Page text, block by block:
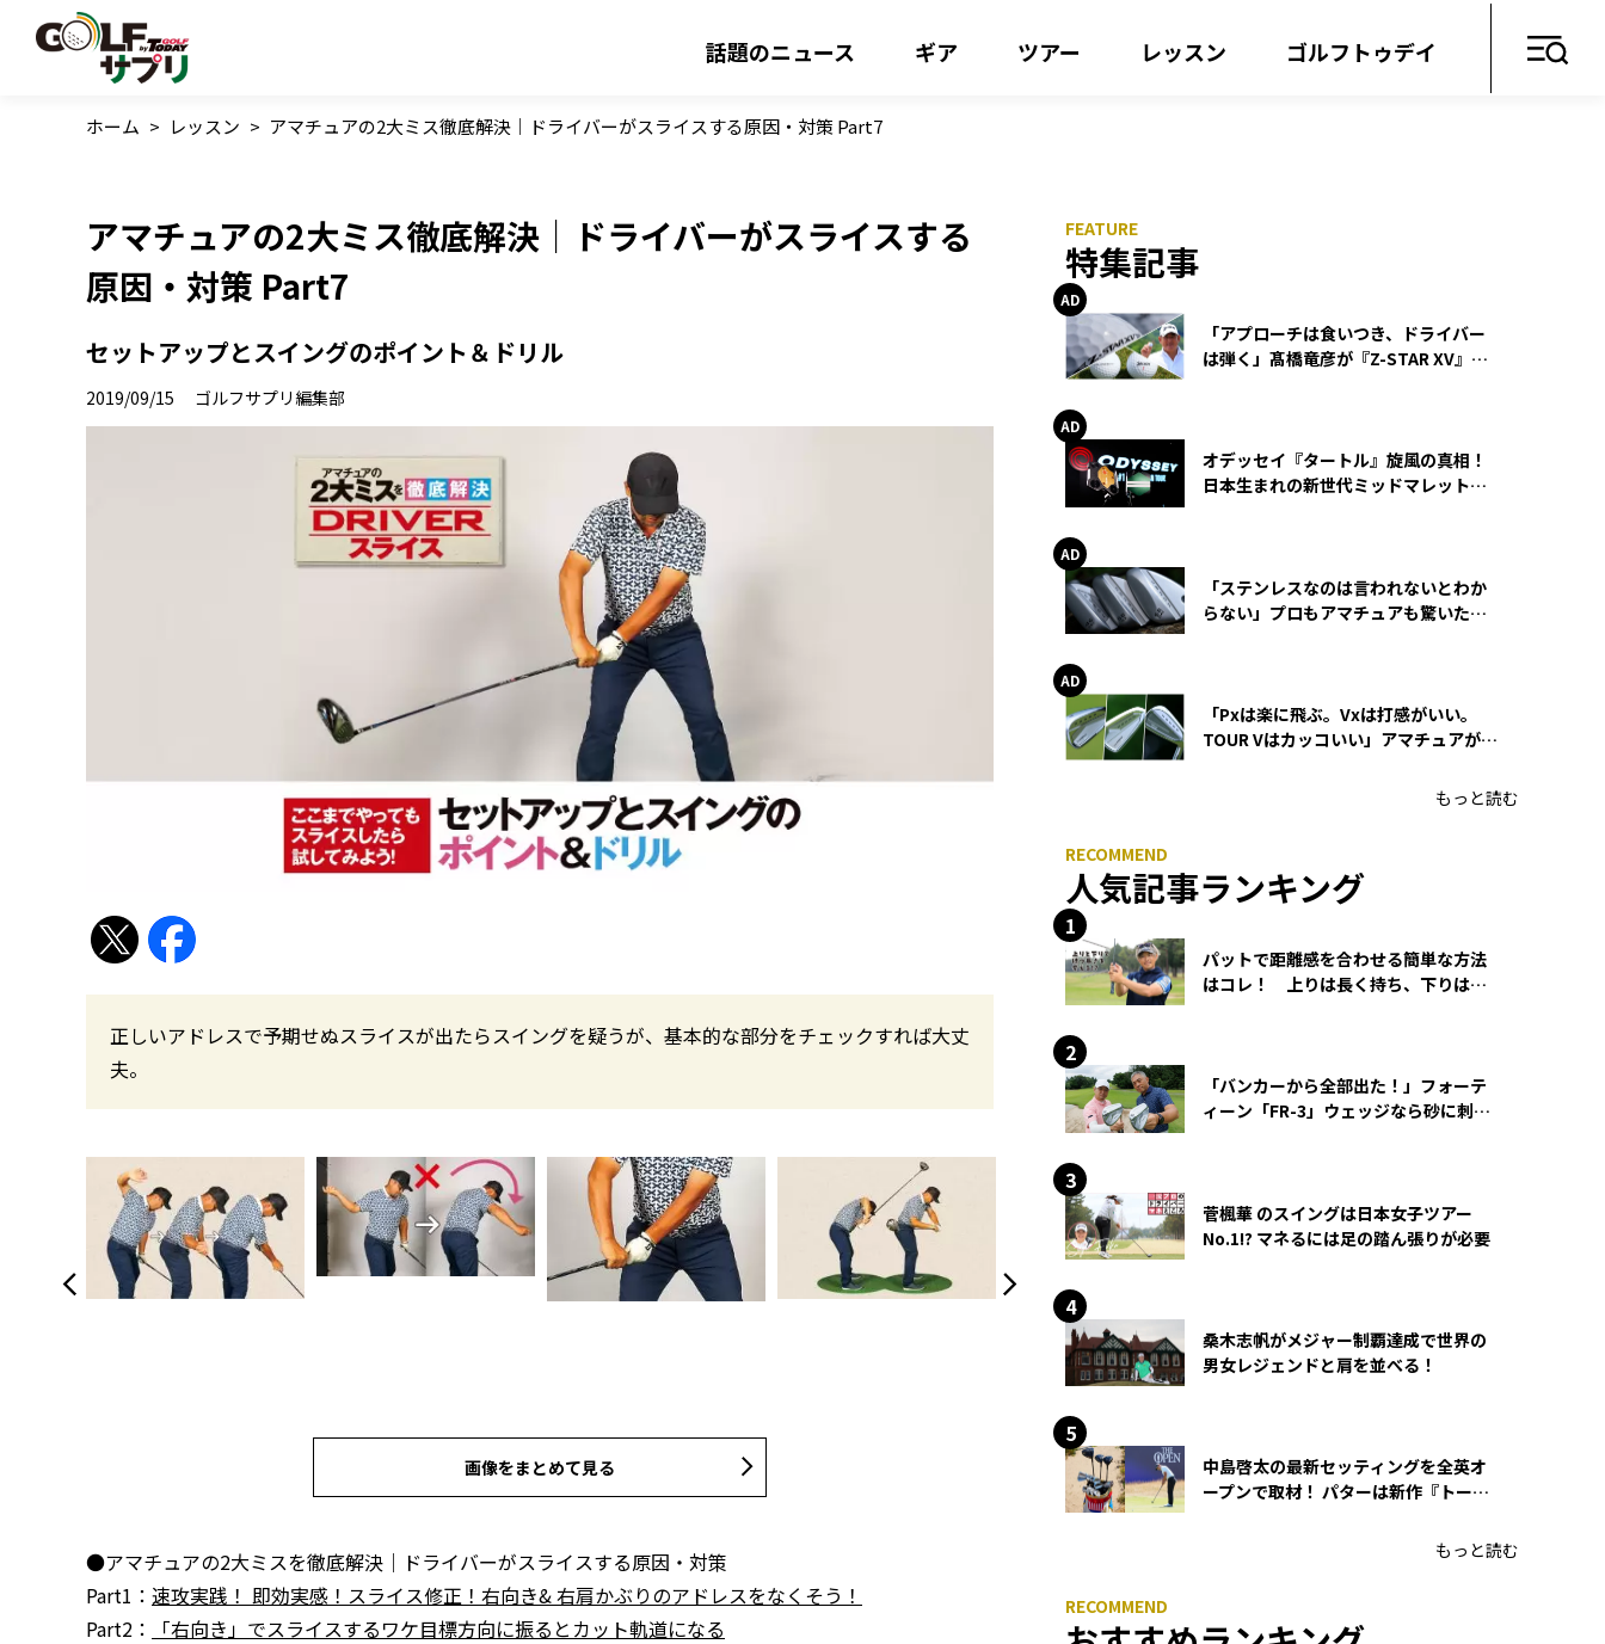
話題のニュース ギア ツアー レッスン ゴルフトゥデイ
ホーム > レッスン > アマチュアの2大ミス徹底解決｜ドライバーがスライスする原因・対策 Part7
アマチュアの2大ミス徹底解決｜ドライバーがスライスする
原因・対策 Part7
セットアップとスイングのポイント＆ドリル
2019/09/15 ゴルフサプリ編集部
正しいアドレスで予期せぬスライスが出たらスイングを疑うが、基本的な部分をチェックすれば大丈
夫。
画像をまとめて見る
●アマチュアの2大ミスを徹底解決｜ドライバーがスライスする原因・対策
Part1： 速攻実践！ 即効実感！スライス修正！右向き& 右肩かぶりのアドレスをなくそう！
Part2：
「右向き」でスライスするワケ目標方向に振るとカット軌道になる
特集記事
「アプローチは食いつき、ドライバー
は弾く」髙橋竜彦が『Z-STAR XV』を
オデッセイ『タートル』旋風の真相！
日本生まれの新世代ミッドマレットが
「ステンレスなのは言われないとわか
らない」プロもアマチュアも驚いた
「Pxは楽に飛ぶ。Vxは打感がいい。
TOUR Vはカッコいい」アマチュアが選
もっと読む
人気記事ランキング
パットで距離感を合わせる簡単な方法
はコレ！ 上りは長く持ち、下りは短
「バンカーから全部出た！」フォーテ
ィーン「FR-3」ウェッジなら砂に刺さ
菅楓華 のスイングは日本女子ツアー
No.1!? マネるには足の踏ん張りが必要
桑木志帆がメジャー制覇達成で世界の
男女レジェンドと肩を並べる！
中島啓太の最新セッティングを全英オ
ープンで取材！ パターは新作『トーチ
もっと読む